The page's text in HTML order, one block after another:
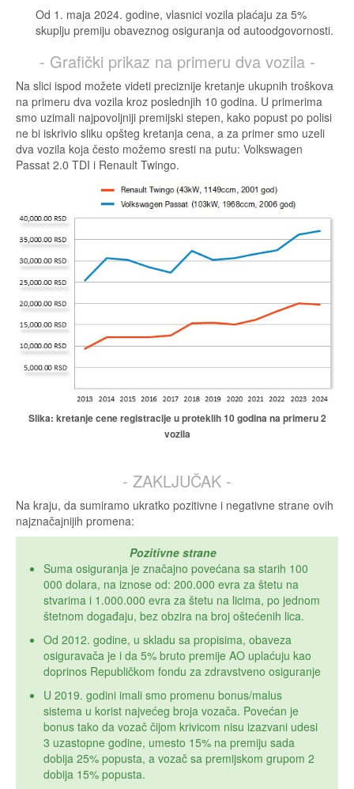
Od 1. maja 2024. godine, vlasnici vozila plaćaju za 5%
skuplju premiju obaveznog osiguranja od autoodgovornosti.
- Grafički prikaz na primeru dva vozila -
Na slici ispod možete videti preciznije kretanje ukupnih troškova
na primeru dva vozila kroz poslednjih 10 godina. U primerima
smo uzimali najpovoljniji premijski stepen, kako popust po polisi
ne bi iskrivio sliku opšteg kretanja cena, a za primer smo uzeli
dva vozila koja često možemo sresti na putu: Volkswagen
Passat 2.0 TDI i Renault Twingo.
Slika: kretanje cene registracije u proteklih 10 godina na primeru 2
vozila
- ZAKLJUČAK -
Na kraju, da sumiramo ukratko pozitivne i negativne strane ovih
najznačajnijih promena:
Pozitivne strane
Suma osiguranja je značajno povećana sa starih 100
000 dolara, na iznose od: 200.000 evra za štetu na
stvarima i 1.000.000 evra za štetu na licima, po jednom
štetnom događaju, bez obzira na broj oštećenih lica.
Od 2012. godine, u skladu sa propisima, obaveza
osiguravača je i da 5% bruto premije AO uplaćuju kao
doprinos Republičkom fondu za zdravstveno osiguranje
U 2019. godini imali smo promenu bonus/malus
sistema u korist najvećeg broja vozača. Povećan je
bonus tako da vozač čijom krivicom nisu izazvani udesi
3 uzastopne godine, umesto 15% na premiju sada
dobija 25% popusta, a vozač sa premijskom grupom 2
dobija 15% popusta.